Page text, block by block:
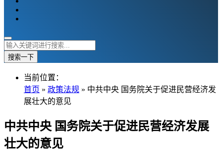
搜索一下
当前位置：
首页 » 政策法规 » 中共中央 国务院关于促进民营经济发
展壮大的意见
中共中央 国务院关于促进民营经济发展
壮大的意见